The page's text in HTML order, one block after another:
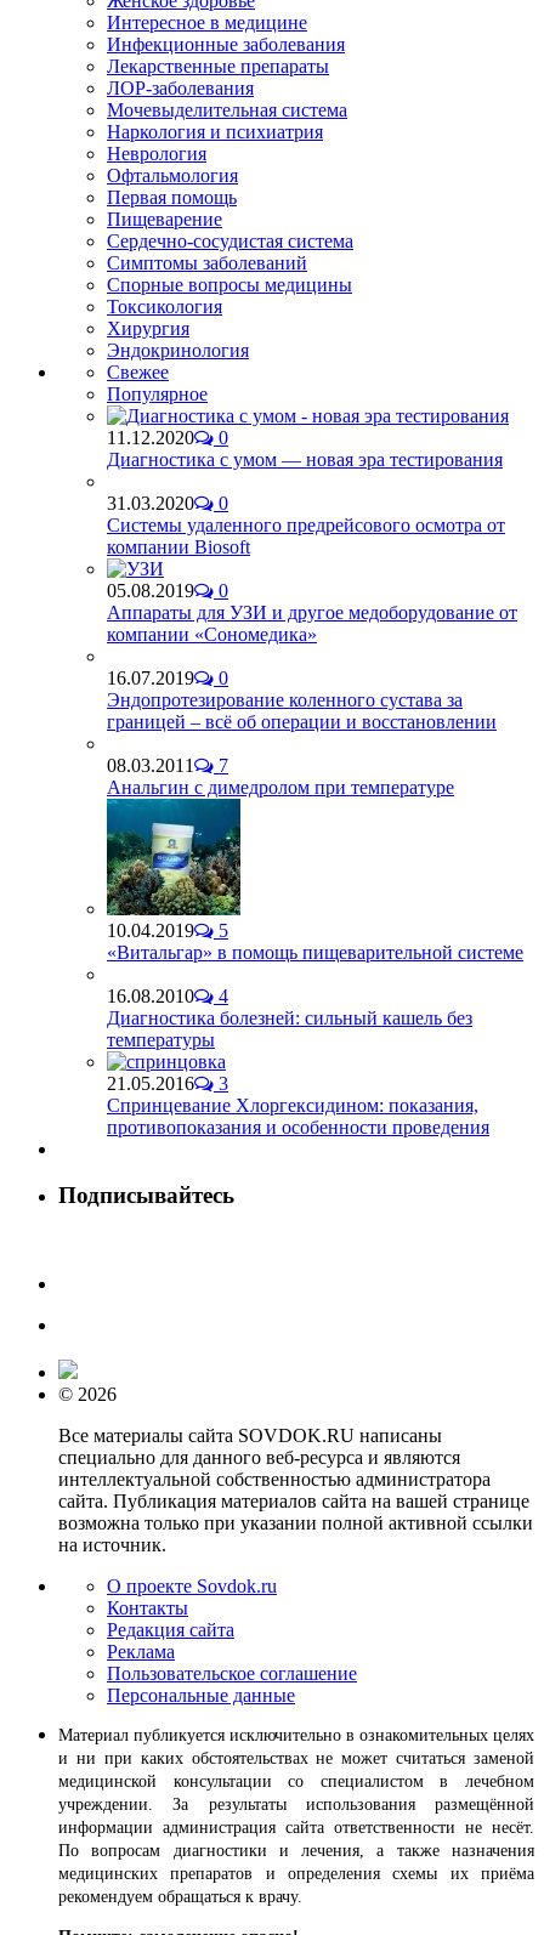
Интересное в медицине
Инфекционные заболевания
Лекарственные препараты
ЛОР-заболевания
Мочевыделительная система
Наркология и психиатрия
Неврология
Офтальмология
Первая помощь
Пищеварение
Сердечно-сосудистая система
Симптомы заболеваний
Спорные вопросы медицины
Токсикология
Хирургия
Эндокринология
Свежее
Популярное
11.12.2020
0
Диагностика с умом — новая эра тестирования
31.03.2020
0
Системы удаленного предрейсового осмотра от
компании Biosoft
05.08.2019
0
Аппараты для УЗИ и другое медоборудование от
компании «Сономедика»
16.07.2019
0
Эндопротезирование коленного сустава за
границей – всё об операции и восстановлении
08.03.2011
7
Анальгин с димедролом при температуре
10.04.2019
5
«Витальгар» в помощь пищеварительной системе
16.08.2010
4
Диагностика болезней: сильный кашель без
температуры
21.05.2016
3
Спринцевание Хлоргексидином: показания,
противопоказания и особенности проведения
Подписывайтесь
© 2026
Все материалы сайта SOVDOK.RU написаны
специально для данного веб-ресурса и являются
интеллектуальной собственностью администратора
сайта. Публикация материалов сайта на вашей странице
возможна только при указании полной активной ссылки
на источник.
О проекте Sovdok.ru
Контакты
Редакция сайта
Реклама
Пользовательское соглашение
Персональные данные
Материал публикуется исключительно в ознакомительных целях
и ни при каких обстоятельствах не может считаться заменой
медицинской консультации со специалистом в лечебном
учреждении. За результаты использования размещённой
информации администрация сайта ответственности не несёт.
По вопросам диагностики и лечения, а также назначения
медицинских препаратов и определения схемы их приёма
рекомендуем обращаться к врачу.